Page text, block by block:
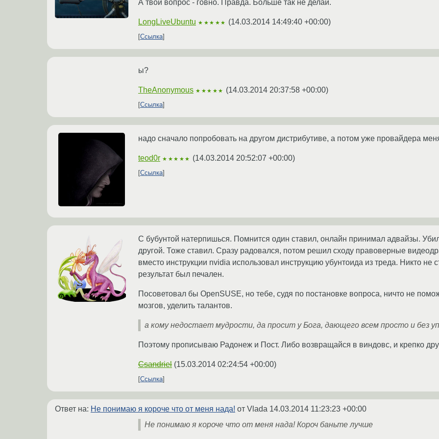
А твой вопрос - говно. Правда. Больше так не делай.
LongLiveUbuntu ★★★★★ (14.03.2014 14:49:40 +00:00)
Ссылка
ы?
TheAnonymous ★★★★★ (14.03.2014 20:37:58 +00:00)
Ссылка
надо сначало попробовать на другом дистрибутиве, а потом уже провайдера
teod0r ★★★★★ (14.03.2014 20:52:07 +00:00)
Ссылка
С бубунтой натерпишься. Помнится один ставил, онлайн принимал адвайзы.
другой. Тоже ставил. Сразу радовался, потом решил сходу правоверные
вместо инструкции nvidia использовал инструкцию убунтоида из треда. Никто
результат был печален.
Посоветовал бы OpenSUSE, но тебе, судя по постановке вопроса, ничто не
мозгов, уделить талантов.
а кому недостает мудрости, да просит у Бога, дающего всем просто и без
Поэтому прописываю Радонеж и Пост. Либо возвращайся в виндовс, и крепко
Csandriel (15.03.2014 02:24:54 +00:00)
Ссылка
Ответ на: Не понимаю я короче что от меня нада! от Vlada 14.03.2014 11:23:23 +00:00
Не понимаю я короче что от меня нада! Короч баньте лучше